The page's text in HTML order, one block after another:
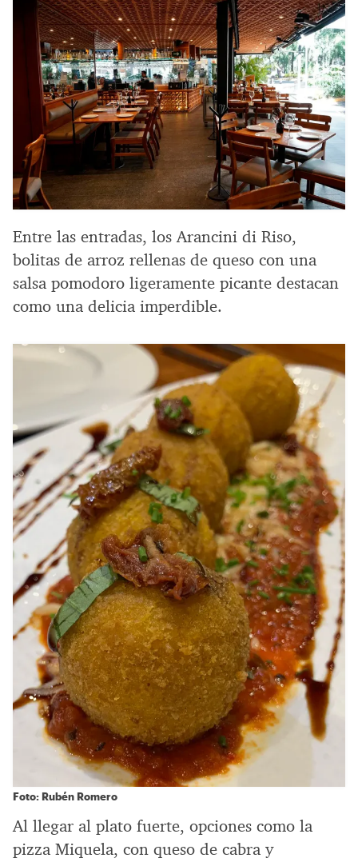
Entre las entradas, los Arancini di Riso,
bolitas de arroz rellenas de queso con una
salsa pomodoro ligeramente picante destacan
como una delicia imperdible.
Foto: Rubén Romero
Al llegar al plato fuerte, opciones como la
pizza Miquela, con queso de cabra y